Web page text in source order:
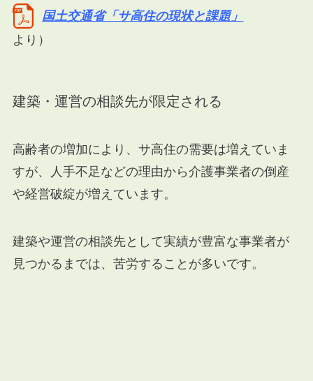
国土交通省「サ高住の現状と課題」
より）
建築・運営の相談先が限定される
高齢者の増加により、サ高住の需要は増えていま
すが、人手不足などの理由から介護事業者の倒産
や経営破綻が増えています。
建築や運営の相談先として実績が豊富な事業者が
見つかるまでは、苦労することが多いです。